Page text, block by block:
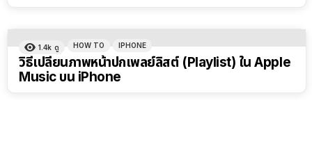
1.4k ดู HOW TO IPHONE
วิธีเปลี่ยนภาพหน้าปกเพลย์ลิสต์ (Playlist) ใน Apple
Music บน iPhone